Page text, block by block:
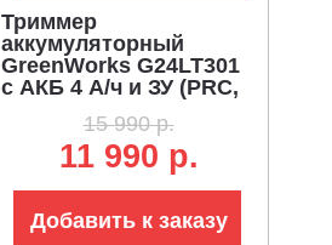
Триммер
аккумуляторный
GreenWorks G24LT301
с АКБ 4 А/ч и ЗУ (PRC,
один выход + пласт.
нож, телескопическая
штанга, 2.4 кг)
15 990 р.
11 990 р.
Добавить к заказу